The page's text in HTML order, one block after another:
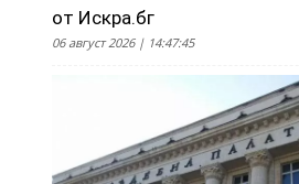
от Искра.бг
06 август 2026 | 14:47:45